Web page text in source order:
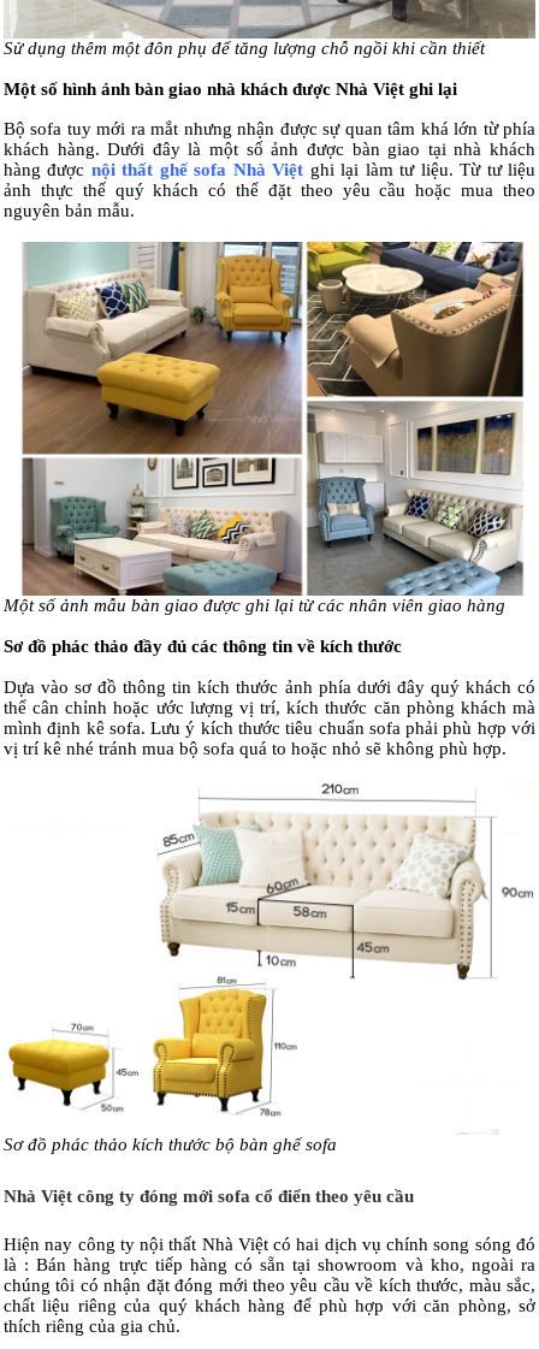
Sử dụng thêm một đôn phụ để tăng lượng chỗ ngồi khi cần thiết
Một số hình ảnh bàn giao nhà khách được Nhà Việt ghi lại
Bộ sofa tuy mới ra mắt nhưng nhận được sự quan tâm khá lớn từ phía
khách hàng. Dưới đây là một số ảnh được bàn giao tại nhà khách
hàng được nội thất ghế sofa Nhà Việt ghi lại làm tư liệu. Từ tư liệu
ảnh thực thế quý khách có thể đặt theo yêu cầu hoặc mua theo
nguyên bản mẫu.
Một số ảnh mẫu bàn giao được ghi lại từ các nhân viên giao hàng
Sơ đồ phác thảo đầy đủ các thông tin về kích thước
Dựa vào sơ đồ thông tin kích thước ảnh phía dưới đây quý khách có
thể cân chỉnh hoặc ước lượng vị trí, kích thước căn phòng khách mà
mình định kê sofa. Lưu ý kích thước tiêu chuẩn sofa phải phù hợp với
vị trí kê nhé tránh mua bộ sofa quá to hoặc nhỏ sẽ không phù hợp.
Sơ đồ phác thảo kích thước bộ bàn ghế sofa
Nhà Việt công ty đóng mới sofa cổ điển theo yêu cầu
Hiện nay công ty nội thất Nhà Việt có hai dịch vụ chính song sóng đó
là : Bán hàng trực tiếp hàng có sẵn tại showroom và kho, ngoài ra
chúng tôi có nhận đặt đóng mới theo yêu cầu về kích thước, màu sắc,
chất liệu riêng của quý khách hàng để phù hợp với căn phòng, sở
thích riêng của gia chủ.